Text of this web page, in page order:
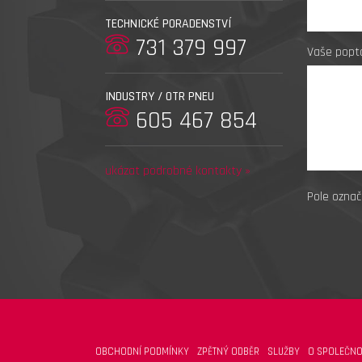
TECHNICKÉ PORADENSTVÍ
731 379 997
INDUSTRY / OTR PNEU
605 467 854
ukázat podrobné kontakty »
Vaše
Pole
OBCHODNÍ PODMÍNKY ZPĚTNÝ ODBĚR SLUŽBY O